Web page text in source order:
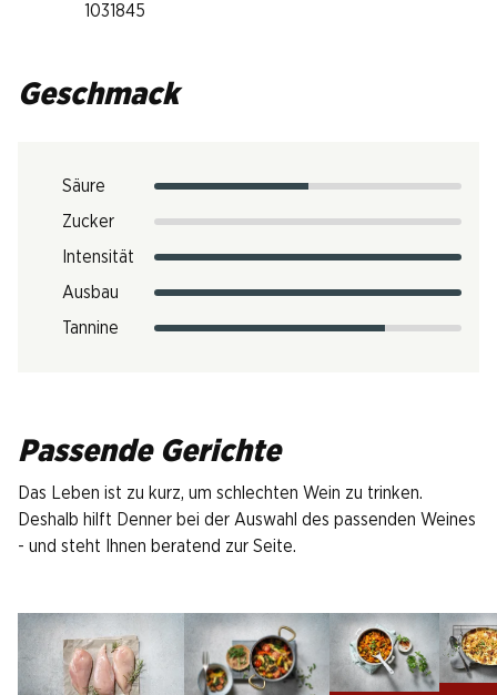
1031845
Geschmack
Säure
Zucker
Intensität
Ausbau
Tannine
Passende Gerichte
Das Leben ist zu kurz, um schlechten Wein zu trinken.
Deshalb hilft Denner bei der Auswahl des passenden Weines
- und steht Ihnen beratend zur Seite.